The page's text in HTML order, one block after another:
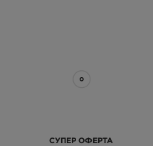
СУПЕР ОФЕРТА